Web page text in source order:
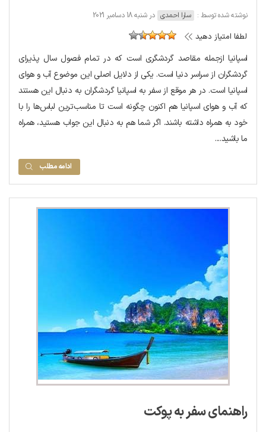
نوشته شده توسط : سارا احمدی در شنبه 18 دسامبر 2021
لطفا امتیاز دهید
اسپانیا ازجمله مقاصد گردشگری است که در تمام فصول سال پذیرای
گردشگران از سراسر دنیا است. یکی از دلایل اصلی این موضوع آب و هوای
اسپانیا است. در هر موقع از سفر به اسپانیا گردشگران به دنبال این هستند
که آب و هوای اسپانیا هم اکنون چگونه است تا مناسب‌ترین لباس‌ها را با
خود به همراه داشته باشند. اگر شما هم به دنبال این جواب هستید، همراه
ما باشید....
ادامه مطلب
راهنمای سفر به پوکت